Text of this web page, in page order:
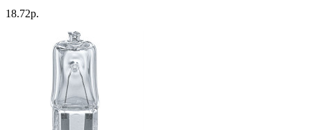
18.72р.